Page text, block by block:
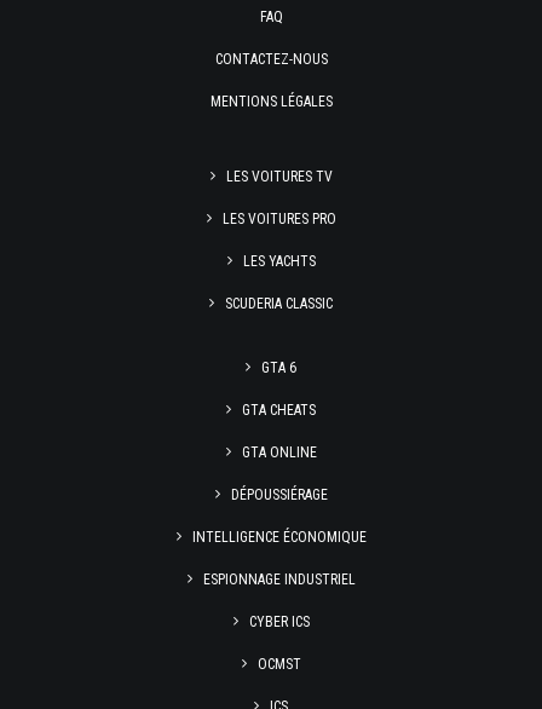
FAQ
CONTACTEZ-NOUS
MENTIONS LÉGALES
LES VOITURES TV
LES VOITURES PRO
LES YACHTS
SCUDERIA CLASSIC
GTA 6
GTA CHEATS
GTA ONLINE
DÉPOUSSIÉRAGE
INTELLIGENCE ÉCONOMIQUE
ESPIONNAGE INDUSTRIEL
CYBER ICS
OCMST